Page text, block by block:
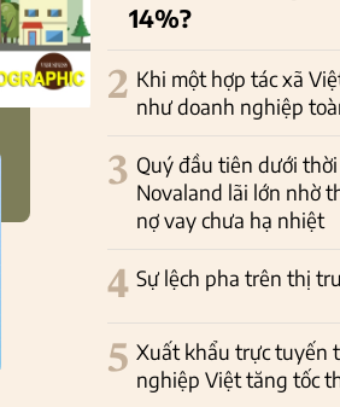
14%?
2 Khi một hợp tác xã
như doanh nghiệp
3 Quý đầu tiên dưới
Novaland lãi lớn nhờ
nợ vay chưa hạ nhiệt
4 Sự lệch pha trên thị
5 Xuất khẩu trực tuyến
nghiệp Việt tăng tốc